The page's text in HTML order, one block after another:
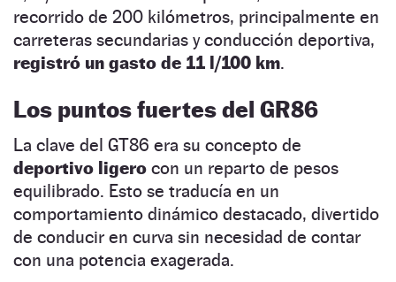
recorrido de 200 kilómetros, principalmente en
carreteras secundarias y conducción deportiva,
registró un gasto de 11 l/100 km.
Los puntos fuertes del GR86
La clave del GT86 era su concepto de
deportivo ligero con un reparto de pesos
equilibrado. Esto se traducía en un
comportamiento dinámico destacado, divertido
de conducir en curva sin necesidad de contar
con una potencia exagerada.